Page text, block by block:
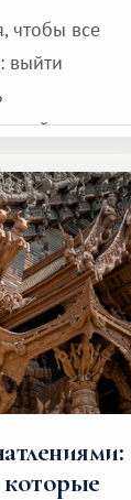
чтобы все
выйти
которые